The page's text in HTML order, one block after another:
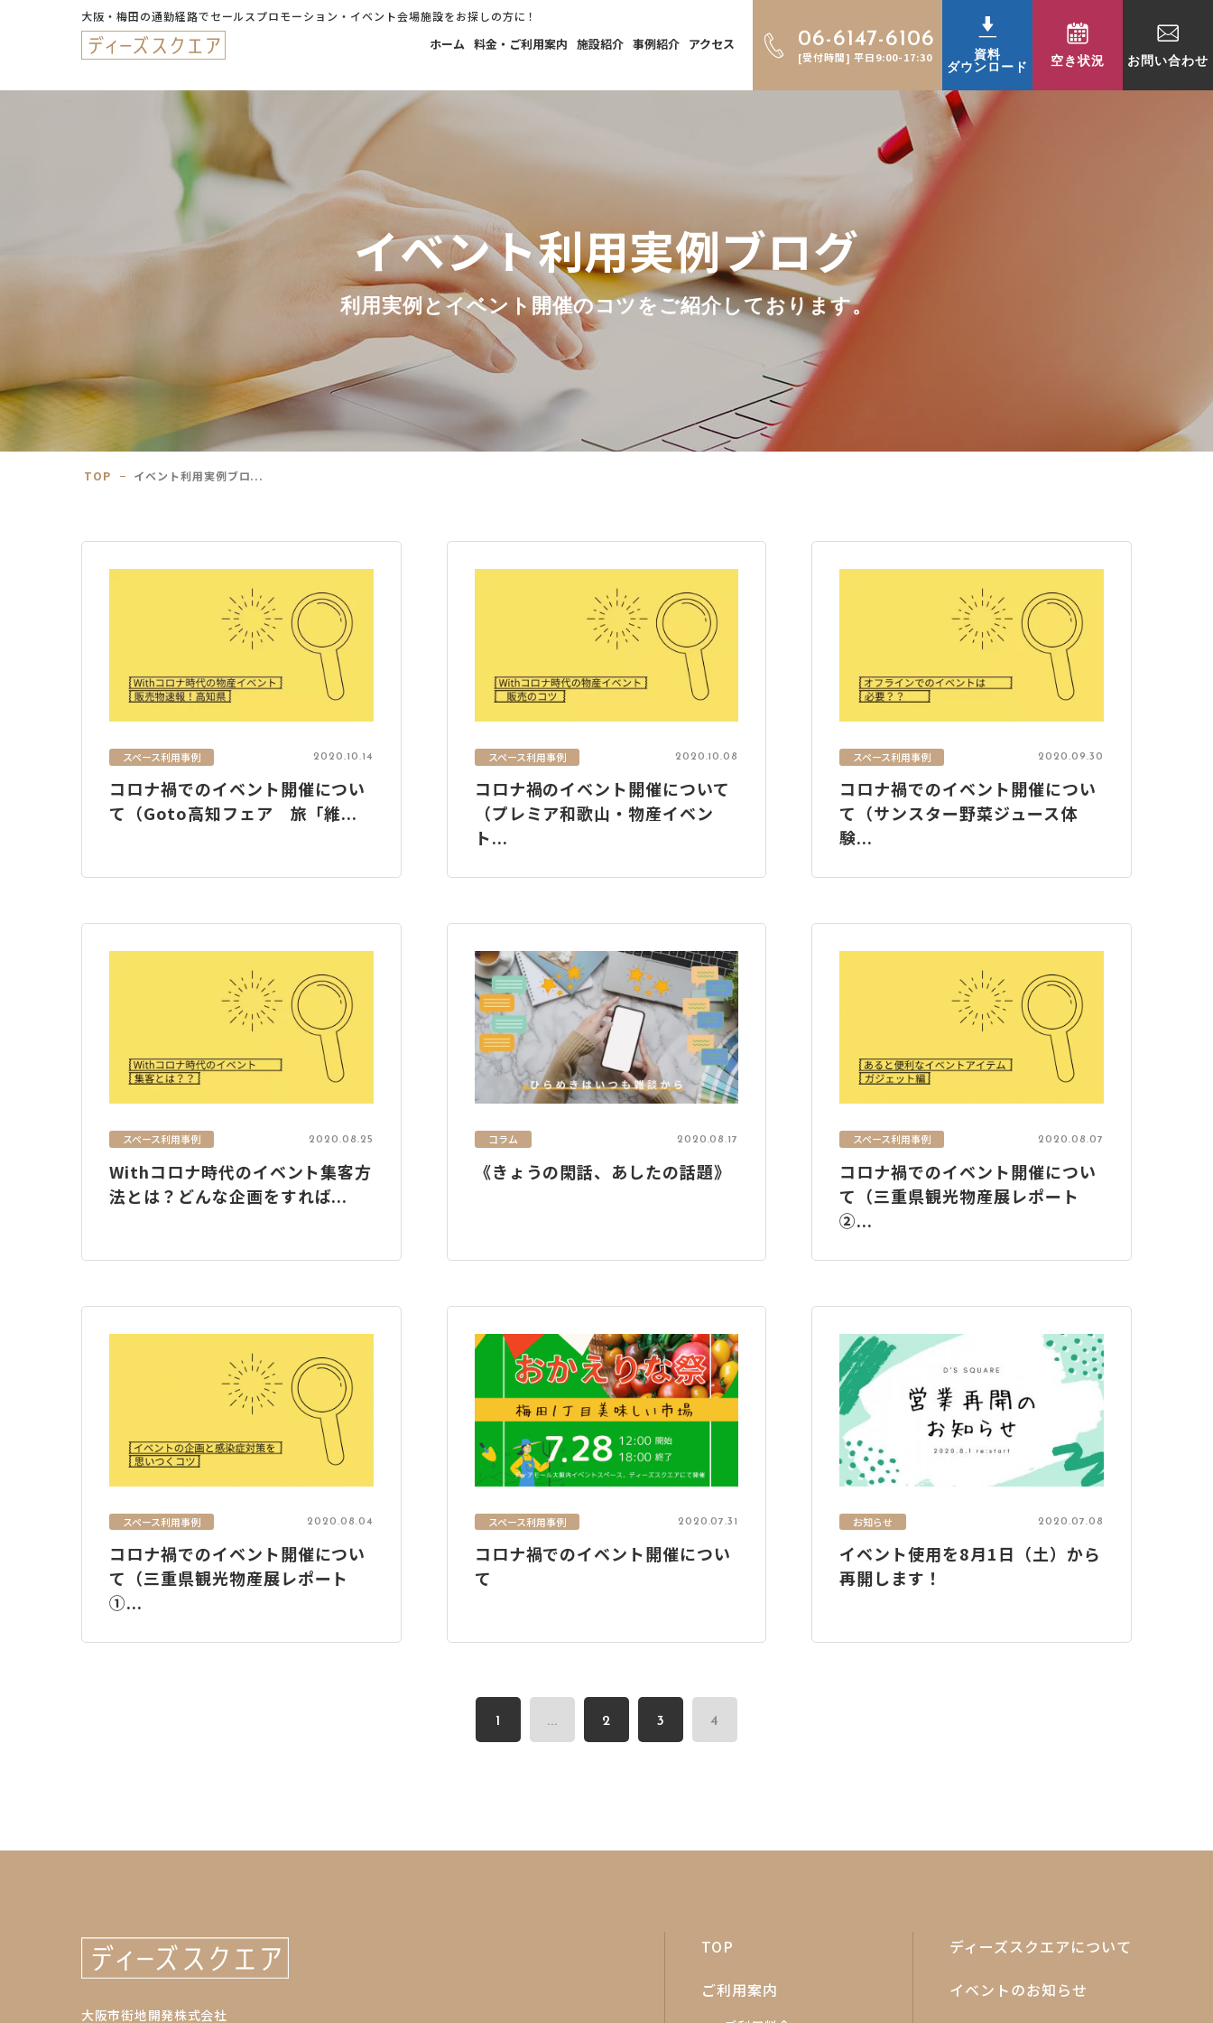
大阪・梅田の通勤経路でセールスプロモーション・イベント会場施設をお探しの方に！
ホーム 料金・ご利用案内 施設紹介 事例紹介 アクセス 06-6147-6106
[受付時間] 平日9:00-17:30
資料
ダウンロード
空き状況 お問い合わせ
イベント利用実例ブログ
利用実例とイベント開催のコツをご紹介しております。
TOP イベント利用実例ブロ...
スペース利用事例 2020.10.14
コロナ禍でのイベント開催につい
て（Goto高知フェア 旅「維...
スペース利用事例 2020.10.08
コロナ禍のイベント開催について
（プレミア和歌山・物産イベン
ト...
スペース利用事例 2020.09.30
コロナ禍でのイベント開催につい
て（サンスター野菜ジュース体
験...
スペース利用事例 2020.08.25
Withコロナ時代のイベント集客方
法とは？どんな企画をすれば...
コラム 2020.08.17
《きょうの閑話、あしたの話題》
スペース利用事例 2020.08.07
コロナ禍でのイベント開催につい
て（三重県観光物産展レポート
②...
スペース利用事例 2020.08.04
コロナ禍でのイベント開催につい
て（三重県観光物産展レポート
①...
スペース利用事例 2020.07.31
コロナ禍でのイベント開催につい
て
お知らせ 2020.07.08
イベント使用を8月1日（土）から
再開します！
1 ... 2 3 4
大阪市街地開発株式会社
TOP
ご利用案内
ディーズスクエアについて
イベントのお知らせ